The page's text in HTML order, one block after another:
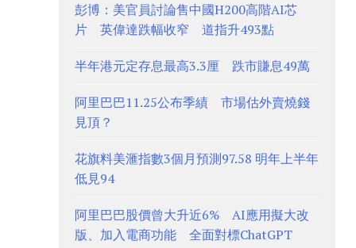
彭博：美官員討論售中國H200高階AI芯
片 英偉達跌幅收窄 道指升493點
半年港元定存息最高3.3厘 跌市賺息49萬
阿里巴巴11.25公布季績 市場估外賣燒錢
見頂？
花旗料美滙指數3個月預測97.58 明年上半年
低見94
阿里巴巴股價曾大升近6% AI應用擬大改
版、加入電商功能 全面對標ChatGPT